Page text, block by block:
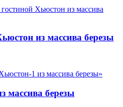
из массива березы
массива березы